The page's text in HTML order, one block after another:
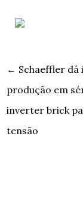
← Schaeffler dá
produção em
inverter brick
tensão